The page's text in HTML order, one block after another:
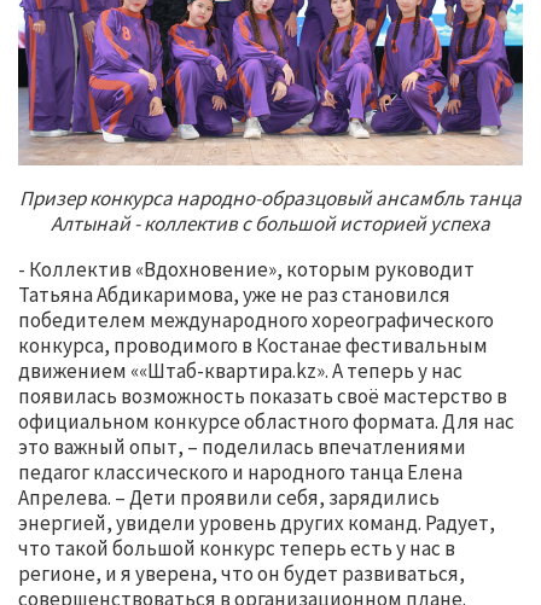
Призер конкурса народно-образцовый ансамбль танца
Алтынай - коллектив с большой историей успеха
- Коллектив «Вдохновение», которым руководит
Татьяна Абдикаримова, уже не раз становился
победителем международного хореографического
конкурса, проводимого в Костанае фестивальным
движением ««Штаб-квартира.kz». А теперь у нас
появилась возможность показать своё мастерство в
официальном конкурсе областного формата. Для нас
это важный опыт, – поделилась впечатлениями
педагог классического и народного танца Елена
Апрелева. – Дети проявили себя, зарядились
энергией, увидели уровень других команд. Радует,
что такой большой конкурс теперь есть у нас в
регионе, и я уверена, что он будет развиваться,
совершенствоваться в организационном плане.